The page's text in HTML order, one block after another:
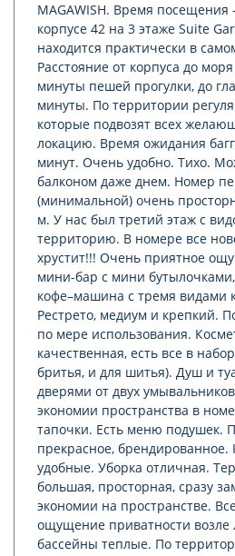
MAGAWISH. Время посещения
корпусе 42 на 3 этаже Suite
находится практически в
Расстояние от корпуса до
минуты пешей прогулки, до
минуты. По территории
которые подвозят всех
локацию. Время ожидания
минут. Очень удобно. Тихо.
балконом даже днем. Номер
(минимальной) очень
м. У нас был третий этаж с
территорию. В номере все
хрустит!!! Очень приятное
мини-бар с мини бутылочками,
кофе–машина с тремя видами
Рестрето, медиум и крепкий.
по мере использования.
качественная, есть все в
бритья, и для шитья). Душ и
дверями от двух
экономии пространства в
тапочки. Есть меню подушек.
прекрасное, брендированное.
удобные. Уборка отличная.
большая, просторная, сразу
экономии на пространстве.
ощущение приватности возле
бассейны теплые. По